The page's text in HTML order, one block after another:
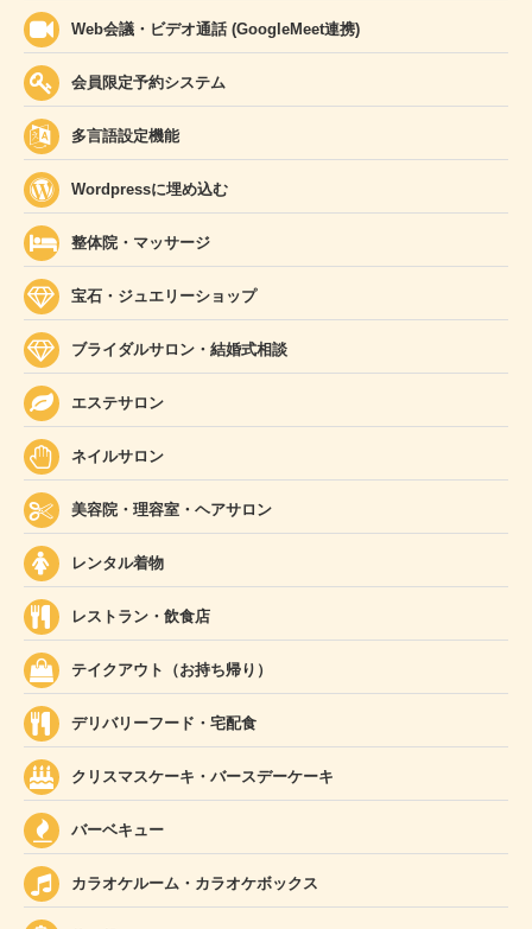
Web会議・ビデオ通話 (GoogleMeet連携)
会員限定予約システム
多言語設定機能
Wordpressに埋め込む
整体院・マッサージ
宝石・ジュエリーショップ
ブライダルサロン・結婚式相談
エステサロン
ネイルサロン
美容院・理容室・ヘアサロン
レンタル着物
レストラン・飲食店
テイクアウト（お持ち帰り）
デリバリーフード・宅配食
クリスマスケーキ・バースデーケーキ
バーベキュー
カラオケルーム・カラオケボックス